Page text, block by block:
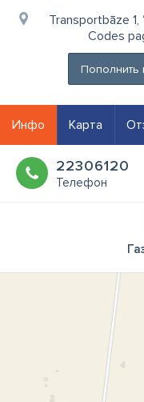
Transportbāze 1,
Codes
Инфо Карта
22306120
Телефон